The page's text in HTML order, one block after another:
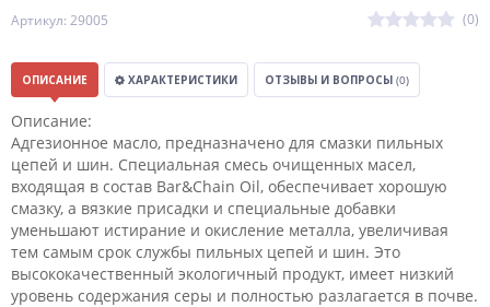
Артикул: 29005 (0)
ОПИСАНИЕ ХАРАКТЕРИСТИКИ ОТЗЫВЫ И ВОПРОСЫ (0)
Описание:
Адгезионное масло, предназначено для смазки пильных
цепей и шин. Специальная смесь очищенных масел,
входящая в состав Bar&Chain Oil, обеспечивает хорошую
смазку, а вязкие присадки и специальные добавки
уменьшают истирание и окисление металла, увеличивая
тем самым срок службы пильных цепей и шин. Это
высококачественный экологичный продукт, имеет низкий
уровень содержания серы и полностью разлагается в почве.